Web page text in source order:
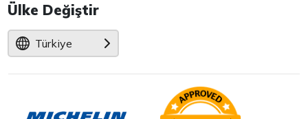
Ülke Değiştir
Türkiye